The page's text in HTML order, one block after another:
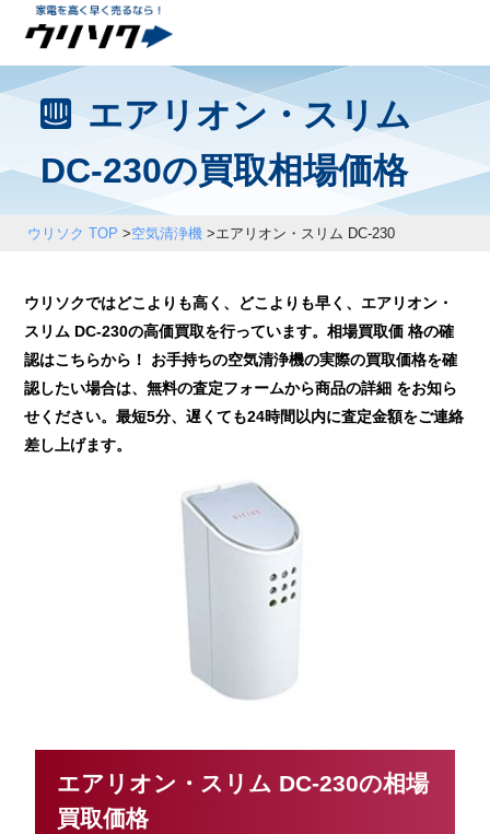
エアリオン・スリム
DC-230の買取相場価格
ウリソク TOP >空気清浄機>エアリオン・スリム DC-230
ウリソクではどこよりも高く、どこよりも早く、エアリオン・
スリム DC-230の高価買取を行っています。相場買取価 格の確
認はこちらから！ お手持ちの空気清浄機の実際の買取価格を確
認したい場合は、無料の査定フォームから商品の詳細 をお知ら
せください。最短5分、遅くても24時間以内に査定金額をご連絡
差し上げます。
エアリオン・スリム DC-230の相場
買取価格